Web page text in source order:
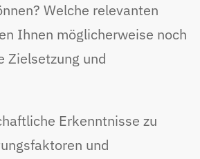
Welche relevanten
Ihnen möglicherweise noch
Zielsetzung und
Erkenntnisse zu
und